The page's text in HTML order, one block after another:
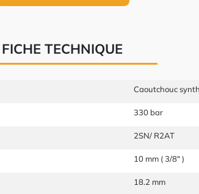
FICHE TECHNIQUE
Caoutchouc
330 bar
2SN/ R2AT
10 mm ( 3/8" )
18.2 mm